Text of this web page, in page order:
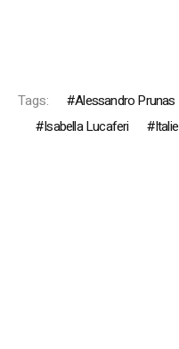
Tags: Alessandro Prunas
Isabella Lucaferi
Italie